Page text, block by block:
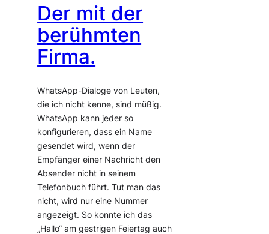
Der mit der
berühmten
Firma.
WhatsApp-Dialoge von Leuten,
die ich nicht kenne, sind müßig.
WhatsApp kann jeder so
konfigurieren, dass ein Name
gesendet wird, wenn der
Empfänger einer Nachricht den
Absender nicht in seinem
Telefonbuch führt. Tut man das
nicht, wird nur eine Nummer
angezeigt. So konnte ich das
„Hallo“ am gestrigen Feiertag auch